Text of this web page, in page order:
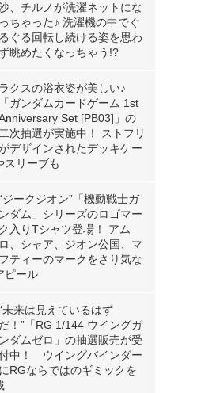
、チルノが洗濯ネットにな
っちゃった♪ 洗濯機の中でぐ
るぐる回転し続ける姿を思わ
眺めたくなっちゃう!?
ラクスの浴衣姿が美しい♪
「ガンダムカードゲーム 1st
Set [PB03]」の
二次抽選が実施中！ ストフリ
デザインされたデッキケー
スリーブも
ジークジオン”「機動戦士ガ
ンダム」シリーズのロゴマー
ク入りTシャツ登場！ アム
ロ、シャア、ジオン公国、マ
フティーのマークをさり気な
ピール
未来は見えているはず
だ！”「RG 1/144 ウイングガ
ンダムゼロ」の抽選販売が受
中！ ウイングバインダー
にRGならではのギミックを